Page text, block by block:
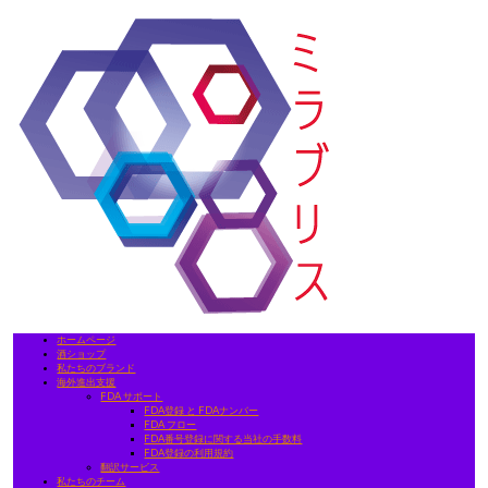
ホームページ
酒ショップ
私たちのブランド
海外進出支援
FDA サポート
FDA登録 と FDAナンバー
FDA フロー
FDA番号登録に関する当社の手数料
FDA登録の利用規約
翻訳サービス
私たちのチーム